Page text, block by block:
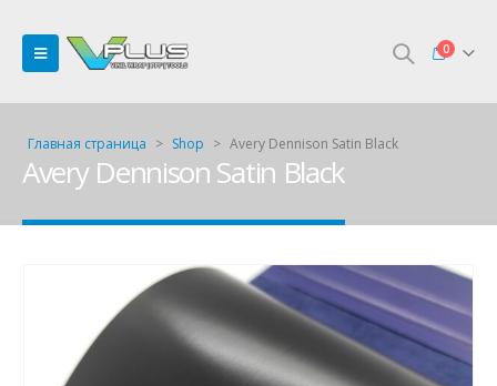
0
Главная страница > Shop > Avery Dennison Satin Black
Avery Dennison Satin Black